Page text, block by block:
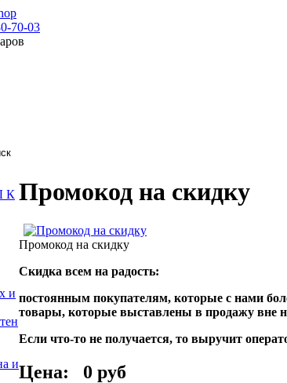
70-03
К
и
и
Промокод на скидку
Промокод на скидку
Скидка всем на радость:
постоянным покупателям, которые с нами
товары, которые выставлены в продажу вне
Если что-то не получается, то выручит
Цена: 0 руб